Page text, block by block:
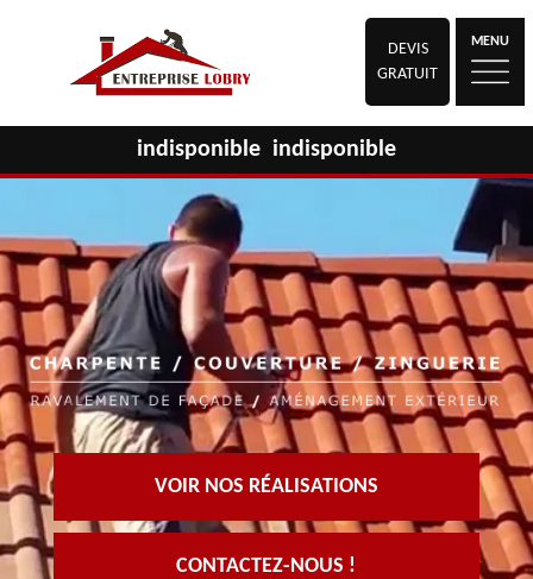
DEVIS
GRATUIT
MENU
indisponible indisponible
VOIR NOS RÉALISATIONS
CONTACTEZ-NOUS !